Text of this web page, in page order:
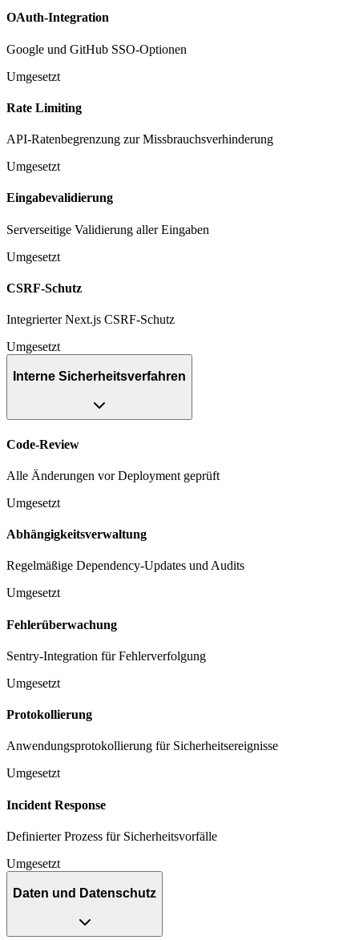
OAuth-Integration
Google und GitHub SSO-Optionen
Umgesetzt
Rate Limiting
API-Ratenbegrenzung zur Missbrauchsverhinderung
Umgesetzt
Eingabevalidierung
Serverseitige Validierung aller Eingaben
Umgesetzt
CSRF-Schutz
Integrierter Next.js CSRF-Schutz
Umgesetzt
Interne Sicherheitsverfahren
Code-Review
Alle Änderungen vor Deployment geprüft
Umgesetzt
Abhängigkeitsverwaltung
Regelmäßige Dependency-Updates und Audits
Umgesetzt
Fehlerüberwachung
Sentry-Integration für Fehlerverfolgung
Umgesetzt
Protokollierung
Anwendungsprotokollierung für Sicherheitsereignisse
Umgesetzt
Incident Response
Definierter Prozess für Sicherheitsvorfälle
Umgesetzt
Daten und Datenschutz